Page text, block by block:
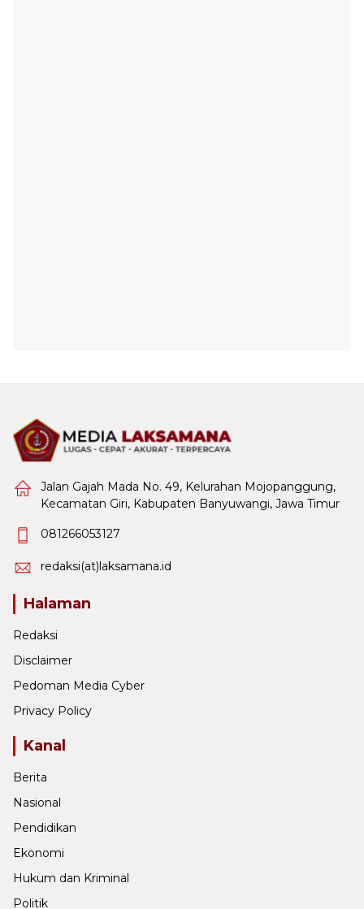
Jalan Gajah Mada No. 49, Kelurahan Mojopanggung,
Kecamatan Giri, Kabupaten Banyuwangi, Jawa Timur
081266053127
redaksi(at)laksamana.id
Halaman
Redaksi
Disclaimer
Pedoman Media Cyber
Privacy Policy
Kanal
Berita
Nasional
Pendidikan
Ekonomi
Hukum dan Kriminal
Politik